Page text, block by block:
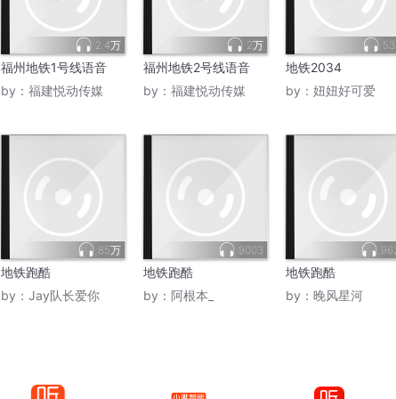
2.4万
福州地铁1号线语音
by： 福建悦动传媒
2万
福州地铁2号线语音
by： 福建悦动传媒
地铁2034
by： 妞妞好可爱
85万
地铁跑酷
by： Jay队长爱你
9003
地铁跑酷
by： 阿根本_
地铁跑酷
by： 晚风星河